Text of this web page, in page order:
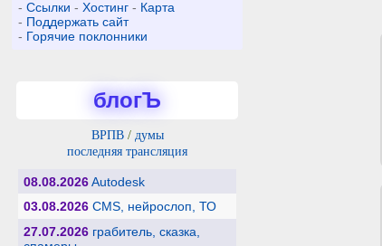
-Ссылки -Хостинг - Карта
- Поддержать сайт
- Горячие поклонники
блогЪ
ВРПВ/ думы
последняя трансляция
08.08.2026Autodesk
03.08.2026 CMS, нейрослоп, ТО
27.07.2026 грабитель, сказка,